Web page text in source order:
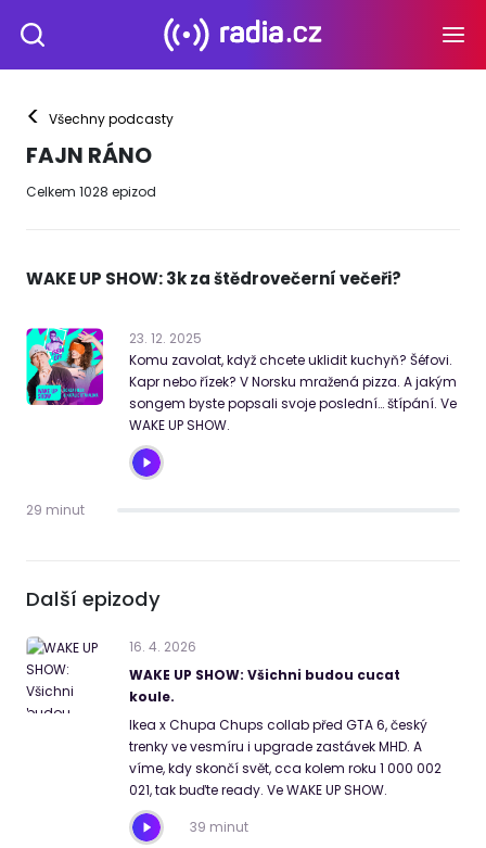
< Všechny podcasty
FAJN RÁNO
Celkem 1028 epizod
WAKE UP SHOW: 3k za štědrovečerní večeři?
23. 12. 2025
Komu zavolat, když chcete uklidit kuchyň? Šéfovi.
Kapr nebo řízek? V Norsku mražená pizza. A jakým
songem byste popsali svoje poslední… štípání. Ve
WAKE UP SHOW.
29 minut
Další epizody
16. 4. 2026
WAKE UP SHOW: Všichni budou cucat
koule.
Ikea x Chupa Chups collab před GTA 6, český
trenky ve vesmíru i upgrade zastávek MHD. A
víme, kdy skončí svět, cca kolem roku 1 000 002
021, tak buďte ready. Ve WAKE UP SHOW.
39 minut